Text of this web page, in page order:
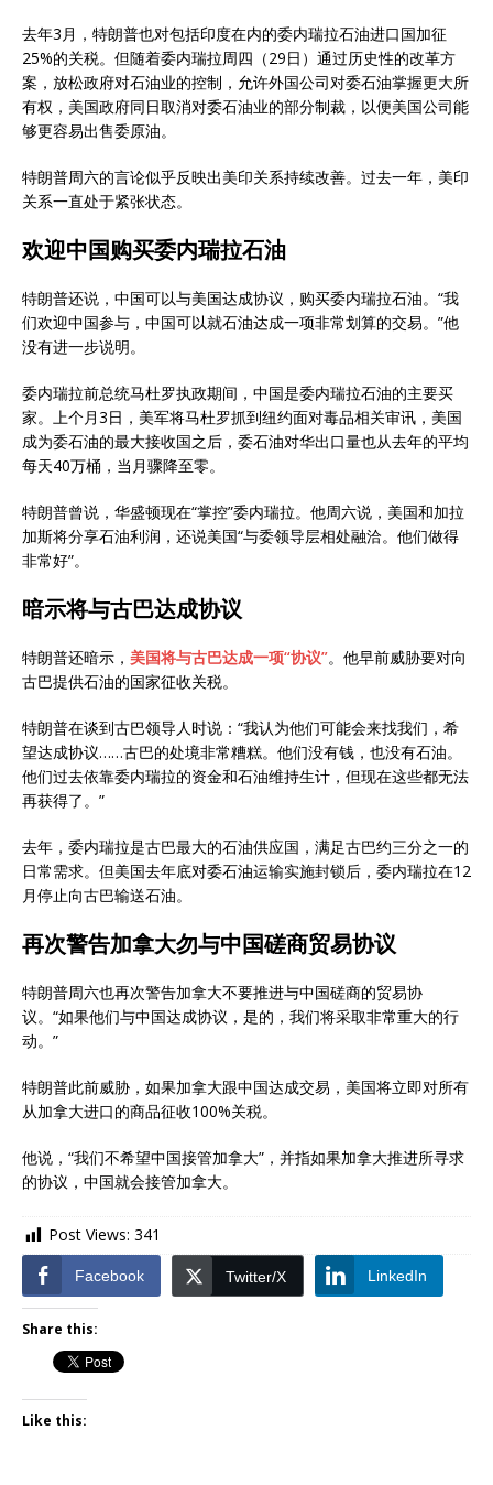
去年3月，特朗普也对包括印度在内的委内瑞拉石油进口国加征
25%的关税。但随着委内瑞拉周四（29日）通过历史性的改革方
案，放松政府对石油业的控制，允许外国公司对委石油掌握更大所
有权，美国政府同日取消对委石油业的部分制裁，以便美国公司能
够更容易出售委原油。
特朗普周六的言论似乎反映出美印关系持续改善。过去一年，美印
关系一直处于紧张状态。
欢迎中国购买委内瑞拉石油
特朗普还说，中国可以与美国达成协议，购买委内瑞拉石油。“我
们欢迎中国参与，中国可以就石油达成一项非常划算的交易。”他
没有进一步说明。
委内瑞拉前总统马杜罗执政期间，中国是委内瑞拉石油的主要买
家。上个月3日，美军将马杜罗抓到纽约面对毒品相关审讯，美国
成为委石油的最大接收国之后，委石油对华出口量也从去年的平均
每天40万桶，当月骤降至零。
特朗普曾说，华盛顿现在“掌控”委内瑞拉。他周六说，美国和加拉
加斯将分享石油利润，还说美国“与委领导层相处融洽。他们做得
非常好”。
暗示将与古巴达成协议
特朗普还暗示， 美国将与古巴达成一项“协议”。他早前威胁要对向
古巴提供石油的国家征收关税。
特朗普在谈到古巴领导人时说：“我认为他们可能会来找我们，希
望达成协议……古巴的处境非常糟糕。他们没有钱，也没有石油。
他们过去依靠委内瑞拉的资金和石油维持生计，但现在这些都无法
再获得了。”
去年，委内瑞拉是古巴最大的石油供应国，满足古巴约三分之一的
日常需求。但美国去年底对委石油运输实施封锁后，委内瑞拉在12
月停止向古巴输送石油。
再次警告加拿大勿与中国磋商贸易协议
特朗普周六也再次警告加拿大不要推进与中国磋商的贸易协
议。“如果他们与中国达成协议，是的，我们将采取非常重大的行
动。”
特朗普此前威胁，如果加拿大跟中国达成交易，美国将立即对所有
从加拿大进口的商品征收100%关税。
他说，“我们不希望中国接管加拿大”，并指如果加拿大推进所寻求
的协议，中国就会接管加拿大。
Post Views: 341
Facebook Twitter/X LinkedIn
Share this:
Like this: